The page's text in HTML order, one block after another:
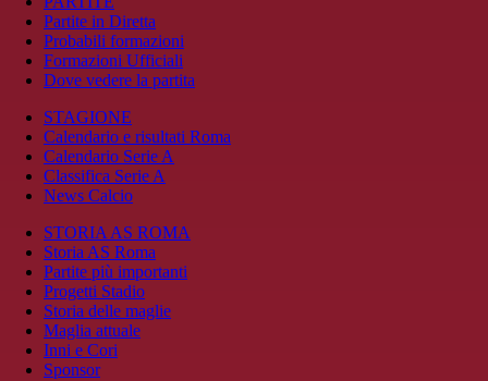
Partite in Diretta
Probabili formazioni
Formazioni Ufficiali
Dove vedere la partita
STAGIONE
Calendario e risultati Roma
Calendario Serie A
Classifica Serie A
News Calcio
STORIA AS ROMA
Storia AS Roma
Partite più importanti
Progetti Stadio
Storia delle maglie
Maglia attuale
Inni e Cori
Sponsor